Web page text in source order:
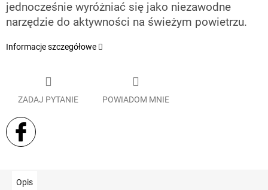
jednocześnie wyróżniać się jako niezawodne
narzędzie do aktywności na świeżym powietrzu.
Informacje szczegółowe
ZADAJ PYTANIE POWIADOM MNIE
Opis